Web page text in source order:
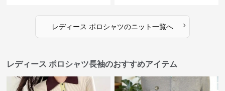
レディース ポロシャツのニット一覧へ ›
レディース ポロシャツ長袖のおすすめアイテム